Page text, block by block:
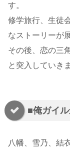
す。
修学旅行、生徒
なストーリーが
その後、恋の三
と突入していき
■俺ガイ
八幡、雪乃、結